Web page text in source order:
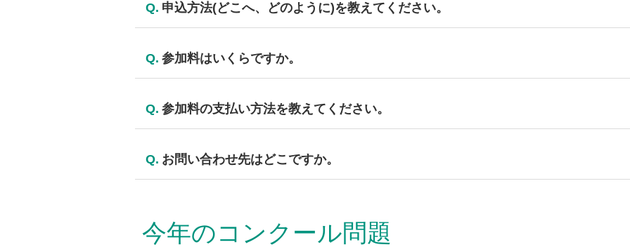
Q. 申込方法(どこへ、どのように)を教えてください。
Q. 参加料はいくらですか。
ザー協会各支部にお問い合わせください。
Q. 参加料の支払い方法を教えてください。
Q. お問い合わせ先はどこですか。
今年のコンクール問題